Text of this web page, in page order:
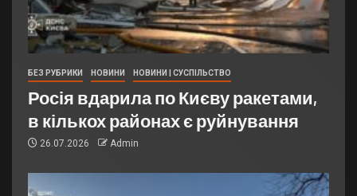
БЕЗ РУБРИКИ НОВИНИ НОВИНИ | СУСПІЛЬСТВО
Росія вдарила по Києву ракетами,
в кількох районах є руйнування
26.07.2026 Admin